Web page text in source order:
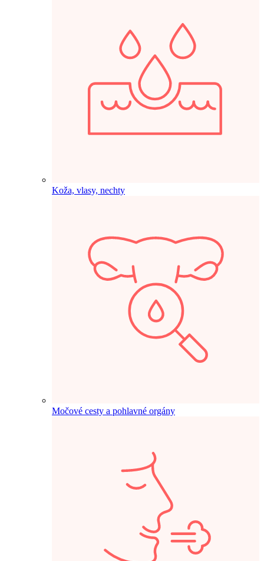
Koža, vlasy, nechty
Močové cesty a pohlavné orgány